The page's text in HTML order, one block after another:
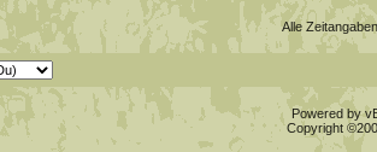
Alle
Powered by
Copyright